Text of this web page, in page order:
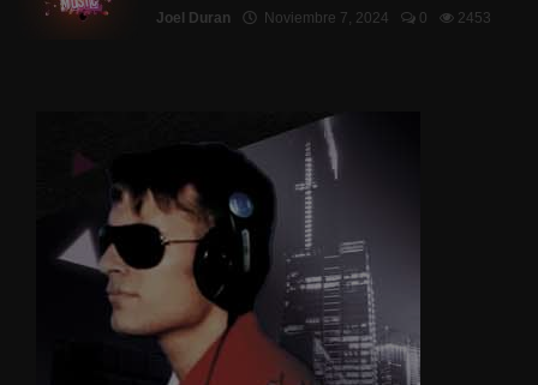
Joel Duran Noviembre 7, 2024 0 2453